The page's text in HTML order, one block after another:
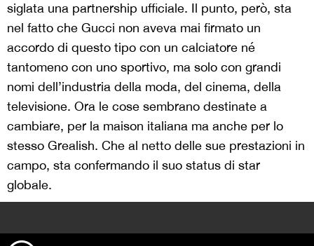
siglata una partnership ufficiale. Il punto, però, sta
nel fatto che Gucci non aveva mai firmato un
accordo di questo tipo con un calciatore né
tantomeno con uno sportivo, ma solo con grandi
nomi dell’industria della moda, del cinema, della
televisione. Ora le cose sembrano destinate a
cambiare, per la maison italiana ma anche per lo
stesso Grealish. Che al netto delle sue prestazioni in
campo, sta confermando il suo status di star
globale.